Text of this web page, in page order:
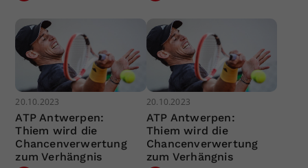
20.10.2023
ATP Antwerpen:
Thiem wird die
Chancenverwertung
zum Verhängnis
20.10.2023
ATP Antwerpen:
Thiem wird die
Chancenverwertung
zum Verhängnis